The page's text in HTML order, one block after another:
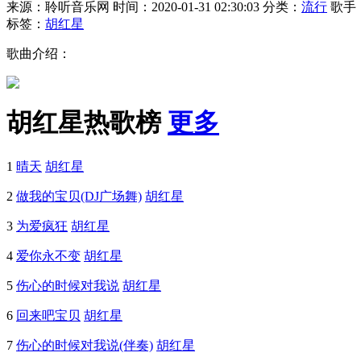
来源：聆听音乐网 时间：2020-01-31 02:30:03 分类： 流行 歌手
标签： 胡红星
歌曲介绍：
胡红星热歌榜 更多
1 晴天 胡红星
2 做我的宝贝(DJ广场舞) 胡红星
3 为爱疯狂 胡红星
4 爱你永不变 胡红星
5 伤心的时候对我说 胡红星
6 回来吧宝贝 胡红星
7 伤心的时候对我说(伴奏) 胡红星